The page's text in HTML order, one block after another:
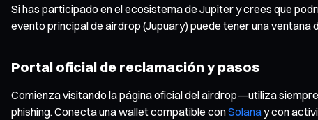
Si has participado en el ecosistema de Jupiter y crees que
evento principal de airdrop (Jupuary) puede tener una
Portal oficial de reclamación y pasos
Comienza visitando la página oficial del airdrop—utiliza
phishing. Conecta una wallet compatible conSolanay con